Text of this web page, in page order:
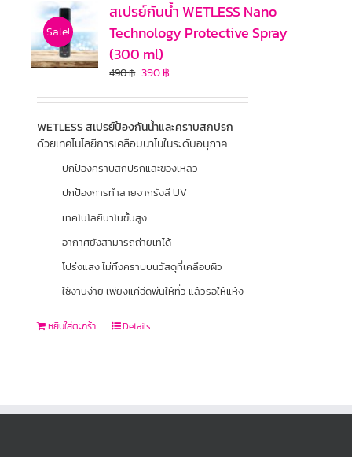
Sale!
สเปรย์กันน้ำ WETLESS Nano
Technology Protective Spray
(300 ml)
490฿ 390฿
WETLESS สเปรย์ป้องกันน้ำและคราบสกปรก
ด้วยเทคโนโลยีการเคลือบนาโนในระดับอนุภาค
ปกป้องคราบสกปรกและของเหลว
ปกป้องการทำลายจากรังสี UV
เทคโนโลยีนาโนขั้นสูง
อากาศยังสามารถถ่ายเทได้
โปร่งแสง ไม่ทิ้งคราบบนวัสดุที่เคลือบผิว
ใช้งานง่าย เพียงแค่ฉีดพ่นให้ทั่ว แล้วรอให้แห้ง
หยิบใส่ตะกร้า Details